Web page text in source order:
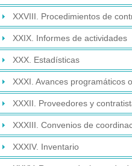
XXVIII. Procedimientos de
XXIX. Informes de actividades
XXX. Estadísticas
XXXI. Avances programáticos
XXXII. Proveedores y
XXXIII. Convenios de
XXXIV. Inventario